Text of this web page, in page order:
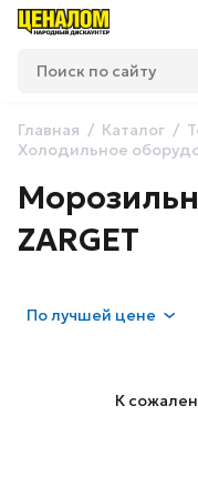
Главная Каталог
Холодильное
ZARGET
Получшей цене
К